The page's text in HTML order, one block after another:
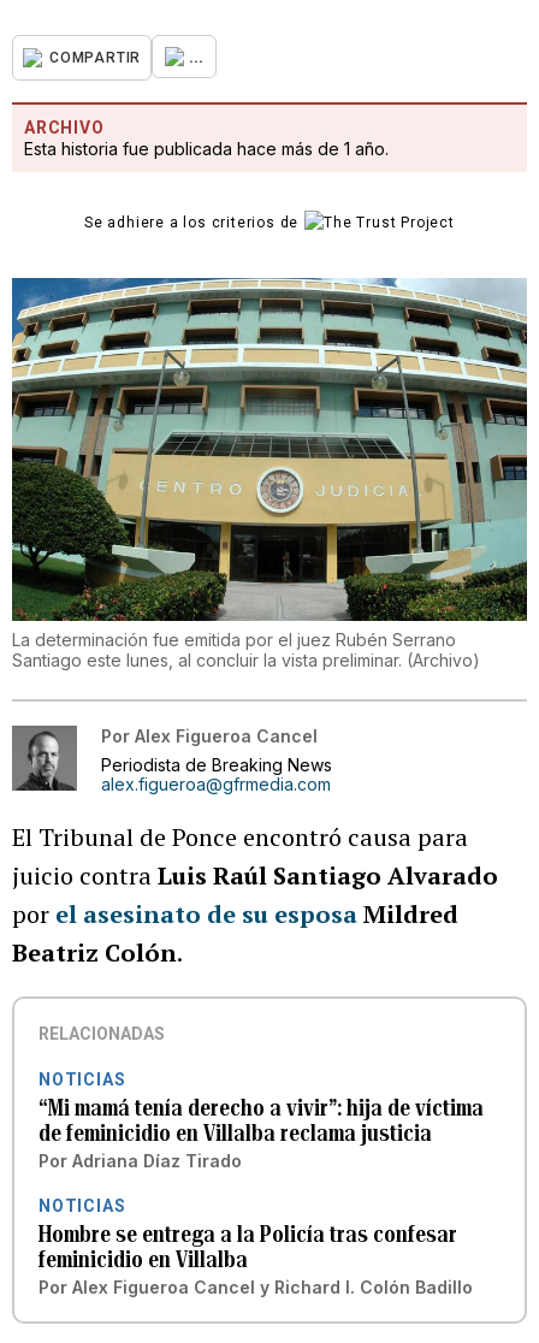
COMPARTIR ...
ARCHIVO
Esta historia fue publicada hace más de 1 año.
Se adhiere a los criterios de
La determinación fue emitida por el juez Rubén Serrano
Santiago este lunes, al concluir la vista preliminar. (Archivo)
Por Alex Figueroa Cancel
Periodista de Breaking News
alex.figueroa@gfrmedia.com
El Tribunal de Ponce encontró causa para
juicio contraLuis Raúl Santiago Alvarado
por el asesinato de su esposaMildred
Beatriz Colón.
RELACIONADAS
NOTICIAS
“Mi mamá tenía derecho a vivir”: hija de víctima
de feminicidio en Villalba reclama justicia
Por Adriana Díaz Tirado
NOTICIAS
Hombre se entrega a la Policía tras confesar
feminicidio en Villalba
Por Alex Figueroa Cancel y Richard I. Colón Badillo